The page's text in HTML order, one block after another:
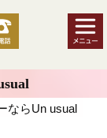
ならUn usual